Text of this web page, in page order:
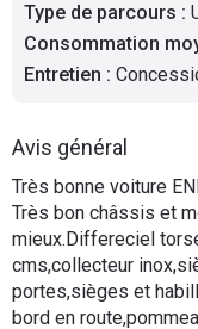
Services
Moto
Marques
Type de parcours :
Consommation
Entretien :
Avis général
Très bonne voiture
Très bon châssis et
mieux.Differeciel
cms,collecteur
portes,sièges et
bord en